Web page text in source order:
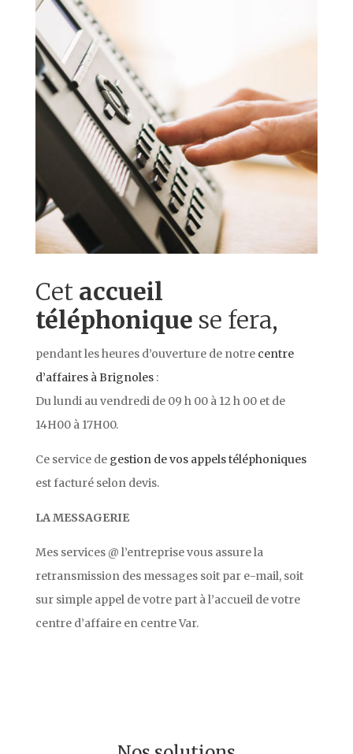
Cet accueil
téléphonique se fera,
pendant les heures d’ouverture de notre centre
d’affaires à Brignoles:
Du lundi au vendredi de 09 h 00 à 12 h 00 et de
14H00 à 17H00.
Ce service de gestion de vos appels téléphoniques
est facturé selon devis.
LA MESSAGERIE
Mes services @ l’entreprise vous assure la
retransmission des messages soit par e-mail, soit
sur simple appel de votre part à l’accueil de votre
centre d’affaire en centre Var.